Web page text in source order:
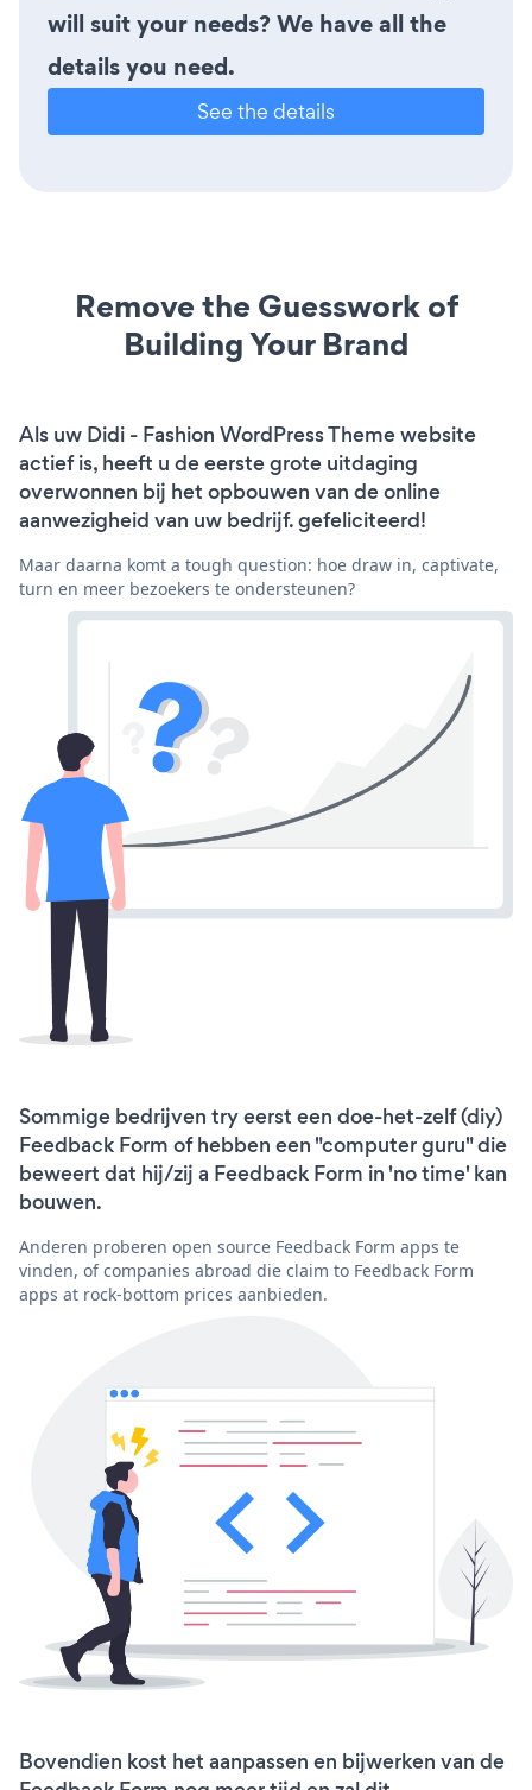
will suit your needs? We have all the
details you need.
See the details
Remove the Guesswork of
Building Your Brand
Als uw Didi - Fashion WordPress Theme website
actief is, heeft u de eerste grote uitdaging
overwonnen bij het opbouwen van de online
aanwezigheid van uw bedrijf. gefeliciteerd!
Maar daarna komt a tough question: hoe draw in, captivate,
turn en meer bezoekers te ondersteunen?
Sommige bedrijven try eerst een doe-het-zelf (diy)
Feedback Form of hebben een "computer guru" die
beweert dat hij/zij a Feedback Form in 'no time' kan
bouwen.
Anderen proberen open source Feedback Form apps te
vinden, of companies abroad die claim to Feedback Form
apps at rock-bottom prices aanbieden.
Bovendien kost het aanpassen en bijwerken van de